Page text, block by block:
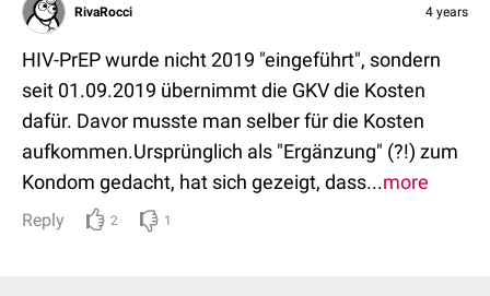
RivaRocci 4 years
HIV-PrEP wurde nicht 2019 "eingeführt", sondern
seit 01.09.2019 übernimmt die GKV die Kosten
dafür. Davor musste man selber für die Kosten
aufkommen.Ursprünglich als "Ergänzung" (?!) zum
Kondom gedacht, hat sich gezeigt, dass...more
Reply 2 1